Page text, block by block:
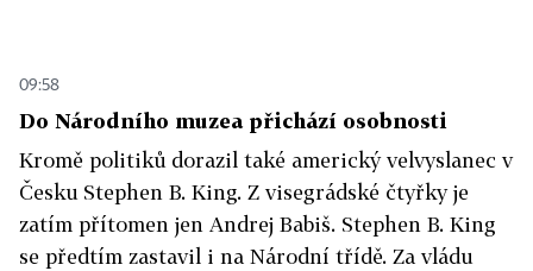
09:58
Do Národního muzea přichází osobnosti
Kromě politiků dorazil také americký velvyslanec v
Česku Stephen B. King. Z visegrádské čtyřky je
zatím přítomen jen Andrej Babiš. Stephen B. King
se předtím zastavil i na Národní třídě. Za vládu